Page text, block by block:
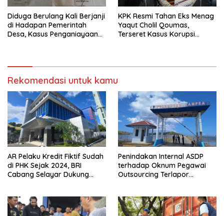
‎Diduga Berulang Kali Berjanji
di Hadapan Pemerintah
Desa, Kasus Penganiayaan
KPK Resmi Tahan Eks Menag
Yaqut Cholil Qoumas,
Terseret Kasus Korupsi
Rekomendasi untuk kamu
AR Pelaku Kredit Fiktif Sudah
di PHK Sejak 2024, BRI
Cabang Selayar Dukung
Penindakan Internal ASDP
terhadap Oknum Pegawai
Outsourcing Terlapor